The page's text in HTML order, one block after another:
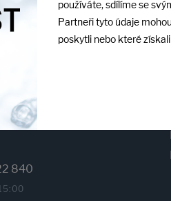
713
840
používáte, sdílíme se
Partneři tyto údaje
poskytli nebo které